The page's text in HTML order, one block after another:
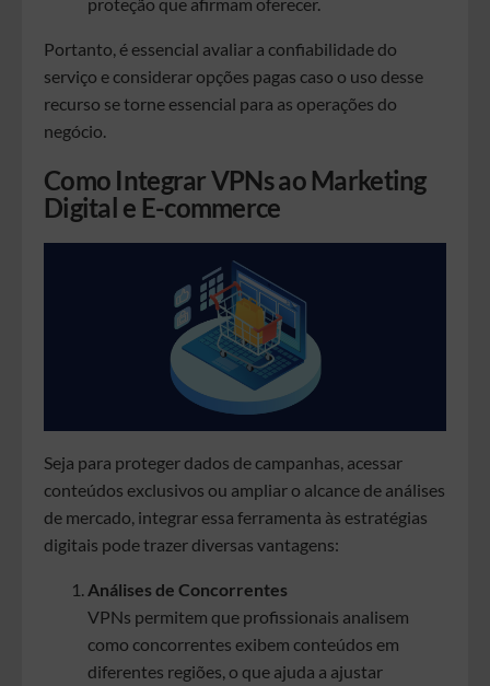
Portanto, é essencial avaliar a confiabilidade do
serviço e considerar opções pagas caso o uso desse
recurso se torne essencial para as operações do
negócio.
Como Integrar VPNs ao Marketing
Digital e E-commerce
Seja para proteger dados de campanhas, acessar
conteúdos exclusivos ou ampliar o alcance de análises
de mercado, integrar essa ferramenta às estratégias
digitais pode trazer diversas vantagens:
Análises de Concorrentes
VPNs permitem que profissionais analisem
como concorrentes exibem conteúdos em
diferentes regiões, o que ajuda a ajustar